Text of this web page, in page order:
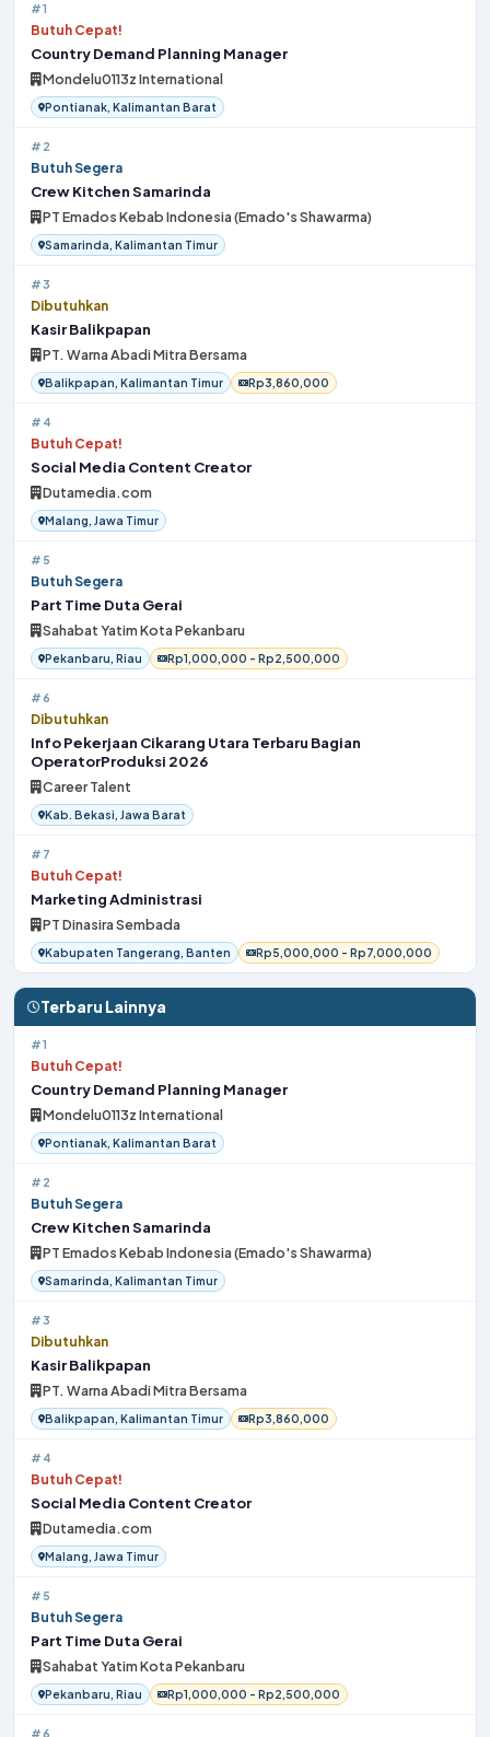
#1
Butuh Cepat!
Country Demand Planning Manager
Mondelu0113z International
Pontianak, Kalimantan Barat
#2
Butuh Segera
Crew Kitchen Samarinda
PT Emados Kebab Indonesia (Emado's Shawarma)
Samarinda, Kalimantan Timur
#3
Dibutuhkan
Kasir Balikpapan
PT. Warna Abadi Mitra Bersama
Balikpapan, Kalimantan Timur Rp3,860,000
#4
Butuh Cepat!
Social Media Content Creator
Dutamedia.com
Malang, Jawa Timur
#5
Butuh Segera
Part Time Duta Gerai
Sahabat Yatim Kota Pekanbaru
Pekanbaru, Riau Rp1,000,000 - Rp2,500,000
#6
Dibutuhkan
Info Pekerjaan Cikarang Utara Terbaru Bagian
OperatorProduksi 2026
Career Talent
Kab. Bekasi, Jawa Barat
#7
Butuh Cepat!
Marketing Administrasi
PT Dinasira Sembada
Kabupaten Tangerang, Banten Rp5,000,000 - Rp7,000,000
Terbaru Lainnya
#1
Butuh Cepat!
Country Demand Planning Manager
Mondelu0113z International
Pontianak, Kalimantan Barat
#2
Butuh Segera
Crew Kitchen Samarinda
PT Emados Kebab Indonesia (Emado's Shawarma)
Samarinda, Kalimantan Timur
#3
Dibutuhkan
Kasir Balikpapan
PT. Warna Abadi Mitra Bersama
Balikpapan, Kalimantan Timur Rp3,860,000
#4
Butuh Cepat!
Social Media Content Creator
Dutamedia.com
Malang, Jawa Timur
#5
Butuh Segera
Part Time Duta Gerai
Sahabat Yatim Kota Pekanbaru
Pekanbaru, Riau Rp1,000,000 - Rp2,500,000
#6